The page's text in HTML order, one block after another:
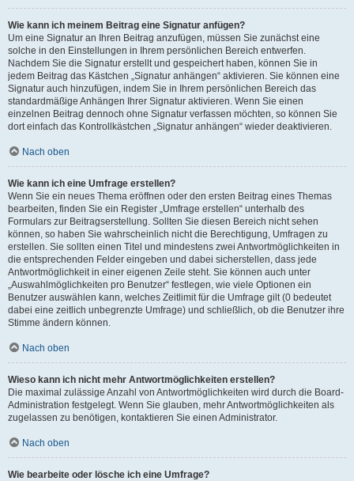
Wie kann ich meinem Beitrag eine Signatur anfügen?
Um eine Signatur an Ihren Beitrag anzufügen, müssen Sie zunächst eine
solche in den Einstellungen in Ihrem persönlichen Bereich entwerfen.
Nachdem Sie die Signatur erstellt und gespeichert haben, können Sie in
jedem Beitrag das Kästchen „Signatur anhängen“ aktivieren. Sie können eine
Signatur auch hinzufügen, indem Sie in Ihrem persönlichen Bereich das
standardmäßige Anhängen Ihrer Signatur aktivieren. Wenn Sie einen
einzelnen Beitrag dennoch ohne Signatur verfassen möchten, so können Sie
dort einfach das Kontrollkästchen „Signatur anhängen“ wieder deaktivieren.
Nach oben
Wie kann ich eine Umfrage erstellen?
Wenn Sie ein neues Thema eröffnen oder den ersten Beitrag eines Themas
bearbeiten, finden Sie ein Register „Umfrage erstellen“ unterhalb des
Formulars zur Beitragserstellung. Sollten Sie diesen Bereich nicht sehen
können, so haben Sie wahrscheinlich nicht die Berechtigung, Umfragen zu
erstellen. Sie sollten einen Titel und mindestens zwei Antwortmöglichkeiten in
die entsprechenden Felder eingeben und dabei sicherstellen, dass jede
Antwortmöglichkeit in einer eigenen Zeile steht. Sie können auch unter
„Auswahlmöglichkeiten pro Benutzer“ festlegen, wie viele Optionen ein
Benutzer auswählen kann, welches Zeitlimit für die Umfrage gilt (0 bedeutet
dabei eine zeitlich unbegrenzte Umfrage) und schließlich, ob die Benutzer ihre
Stimme ändern können.
Nach oben
Wieso kann ich nicht mehr Antwortmöglichkeiten erstellen?
Die maximal zulässige Anzahl von Antwortmöglichkeiten wird durch die Board-
Administration festgelegt. Wenn Sie glauben, mehr Antwortmöglichkeiten als
zugelassen zu benötigen, kontaktieren Sie einen Administrator.
Nach oben
Wie bearbeite oder lösche ich eine Umfrage?